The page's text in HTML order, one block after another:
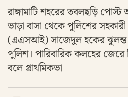
রাঙ্গামাটি শহরের তবলছড়ি
ভাড়া বাসা থেকে পুলিশের
(এএসআই) সাজেদুল হকের ঝুলন্ত
পুলিশ। পারিবারিক কলহের জেরে
বলে প্রাথমিকভা